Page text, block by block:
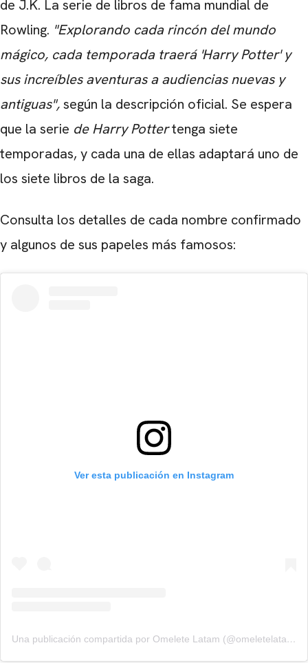
de J.K. La serie de libros de fama mundial de
Rowling. "Explorando cada rincón del mundo
mágico, cada temporada traerá 'Harry Potter' y
sus increíbles aventuras a audiencias nuevas y
antiguas",según la descripción oficial. Se espera
que la serie de Harry Pottertenga siete
temporadas, y cada una de ellas adaptará uno de
los siete libros de la saga.
Consulta los detalles de cada nombre confirmado
y algunos de sus papeles más famosos:
Ver esta publicación en Instagram
Una publicación compartida por Omelete Latam (@omeletelatam)